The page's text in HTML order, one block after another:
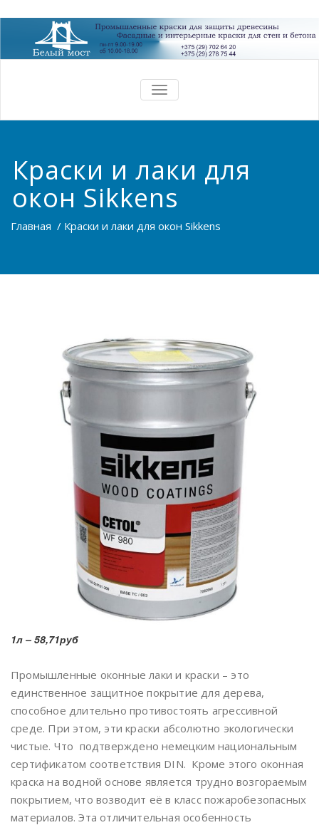
TOGGLE
NAVIGATION
Краски и лаки для
окон Sikkens
Главная / Краски и лаки для окон Sikkens
1л – 58,71руб
Промышленные оконные лаки и краски – это
единственное защитное покрытие для дерева,
способное длительно противостоять агрессивной
среде. При этом, эти краски абсолютно экологически
чистые. Что подтверждено немецким национальным
сертификатом соответствия DIN. Кроме этого оконная
краска на водной основе является трудно возгораемым
покрытием, что возводит её в класс пожаробезопасных
материалов. Эта отличительная особенность